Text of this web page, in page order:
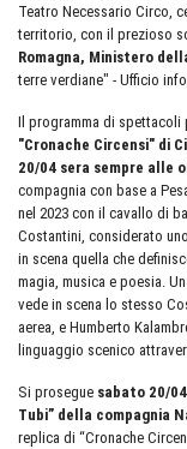
Teatro Necessario Circo,
territorio, con il prezioso
Romagna, Ministero
terre verdiane" - Ufficio
Il programma di spettacoli
"Cronache Circensi" di
20/04 sera sempre alle
compagnia con base a
nel 2023 con il cavallo di
Costantini, considerato
in scena quella che
magia, musica e poesia.
vede in scena lo stesso
aerea, e Humberto
linguaggio scenico
Si prosegue sabato 20/
Tubi” della compagnia
replica di “Cronache